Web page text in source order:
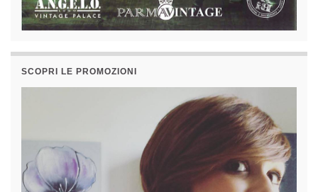
SCOPRI LE PROMOZIONI